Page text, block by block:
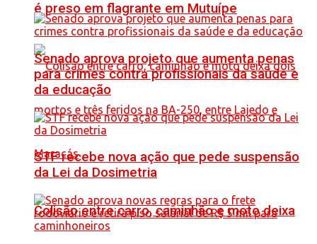
é preso em flagrante em Mutuípe
Colisão entre carro, caminhão e moto deixa
Senado aprova projeto que aumenta penas
para crimes contra profissionais da saúde e
da educação
STF recebe nova ação que pede suspensão
da Lei da Dosimetria